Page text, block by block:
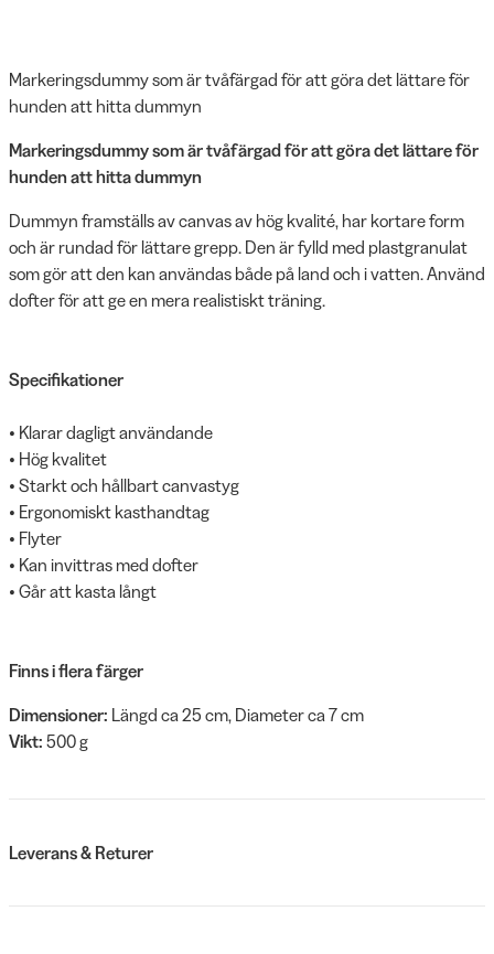
Markeringsdummy som är tvåfärgad för att göra det lättare för
hunden att hitta dummyn
Markeringsdummy som är tvåfärgad för att göra det lättare för
hunden att hitta dummyn
Dummyn framställs av canvas av hög kvalité, har kortare form
och är rundad för lättare grepp. Den är fylld med plastgranulat
som gör att den kan användas både på land och i vatten. Använd
dofter för att ge en mera realistiskt träning.
Specifikationer
• Klarar dagligt användande
• Hög kvalitet
• Starkt och hållbart canvastyg
• Ergonomiskt kasthandtag
• Flyter
• Kan invittras med dofter
• Går att kasta långt
Finns i flera färger
Dimensioner: Längd ca 25 cm, Diameter ca 7 cm
Vikt: 500 g
Leverans & Returer